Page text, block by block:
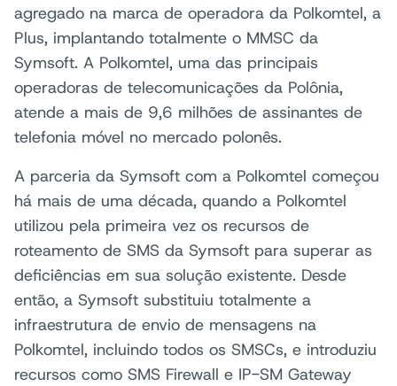
agregado na marca de operadora da Polkomtel, a
Plus, implantando totalmente o MMSC da
Symsoft. A Polkomtel, uma das principais
operadoras de telecomunicações da Polônia,
atende a mais de 9,6 milhões de assinantes de
telefonia móvel no mercado polonês.
A parceria da Symsoft com a Polkomtel começou
há mais de uma década, quando a Polkomtel
utilizou pela primeira vez os recursos de
roteamento de SMS da Symsoft para superar as
deficiências em sua solução existente. Desde
então, a Symsoft substituiu totalmente a
infraestrutura de envio de mensagens na
Polkomtel, incluindo todos os SMSCs, e introduziu
recursos como SMS Firewall e IP-SM Gateway